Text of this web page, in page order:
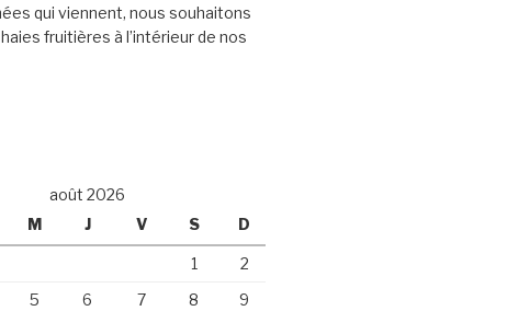
qui viennent, nous souhaitons
fruitières à l’intérieur de nos
août 2026
M J V S D
1
2
5 6 7 8
9